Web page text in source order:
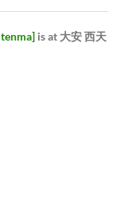
is at 大安 西天